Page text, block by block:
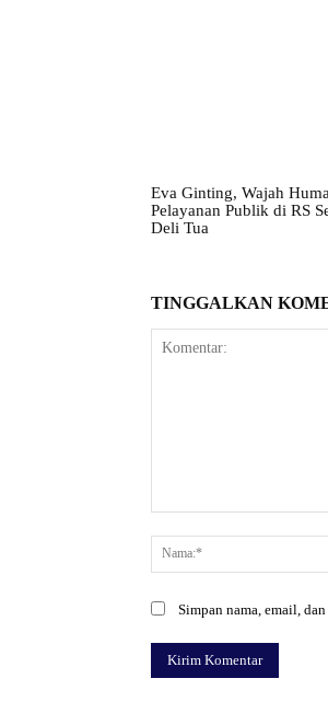
Eva Ginting, Wajah
Pelayanan Publik di RS
Deli Tua
TINGGALKAN
Simpan nama, email,